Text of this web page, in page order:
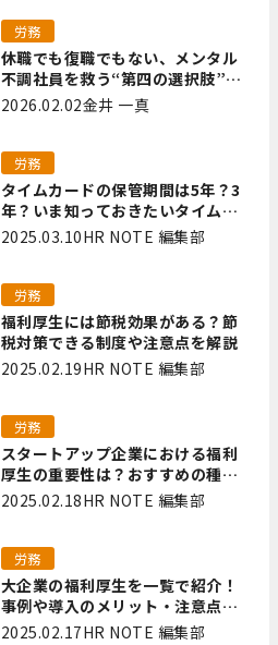
休職でも復職でもない、メンタル
不調社員を救う“第四の選択肢”と
は｜全国障害年金パートナーズ 宮
労務
2026.02.02金井 一真
タイムカードの保管期間は5年？3
年？いま知っておきたいタイムカ
ード保管方法
労務
2025.03.10HR NOTE 編集部
福利厚生には節税効果がある？節
税対策できる制度や注意点を解説
労務
2025.02.19HR NOTE 編集部
スタートアップ企業における福利
厚生の重要性は？おすすめの種類
やメリット・デメリットを解説
労務
2025.02.18HR NOTE 編集部
大企業の福利厚生を一覧で紹介！
事例や導入のメリット・注意点を
解説
労務
2025.02.17HR NOTE 編集部